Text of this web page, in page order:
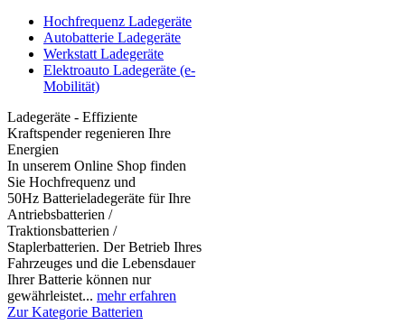
Hochfrequenz Ladegeräte
Autobatterie Ladegeräte
Werkstatt Ladegeräte
Elektroauto Ladegeräte (e-
Mobilität)
Ladegeräte - Effiziente
Kraftspender regenieren Ihre
Energien
In unserem Online Shop finden
Sie Hochfrequenz und
50Hz Batterieladegeräte für Ihre
Antriebsbatterien /
Traktionsbatterien /
Staplerbatterien. Der Betrieb Ihres
Fahrzeuges und die Lebensdauer
Ihrer Batterie können nur
gewährleistet... mehr erfahren
Zur Kategorie Batterien